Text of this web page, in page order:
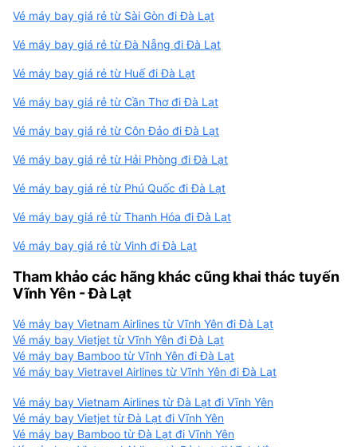
Vé máy bay giá rẻ từ Sài Gòn đi Đà Lạt
Vé máy bay giá rẻ từ Đà Nẵng đi Đà Lạt
Vé máy bay giá rẻ từ Huế đi Đà Lạt
Vé máy bay giá rẻ từ Cần Thơ đi Đà Lạt
Vé máy bay giá rẻ từ Côn Đảo đi Đà Lạt
Vé máy bay giá rẻ từ Hải Phòng đi Đà Lạt
Vé máy bay giá rẻ từ Phú Quốc đi Đà Lạt
Vé máy bay giá rẻ từ Thanh Hóa đi Đà Lạt
Vé máy bay giá rẻ từ Vinh đi Đà Lạt
Tham khảo các hãng khác cũng khai thác tuyến
Vĩnh Yên - Đà Lạt
Vé máy bay Vietnam Airlines từ Vĩnh Yên đi Đà Lạt
Vé máy bay Vietjet từ Vĩnh Yên đi Đà Lạt
Vé máy bay Bamboo từ Vĩnh Yên đi Đà Lạt
Vé máy bay Vietravel Airlines từ Vĩnh Yên đi Đà Lạt
Vé máy bay Vietnam Airlines từ Đà Lạt đi Vĩnh Yên
Vé máy bay Vietjet từ Đà Lạt đi Vĩnh Yên
Vé máy bay Bamboo từ Đà Lạt đi Vĩnh Yên